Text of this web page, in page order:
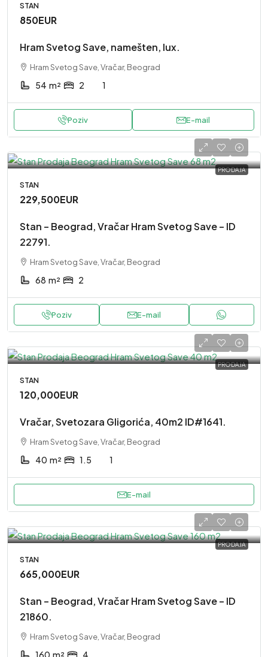
STAN
850EUR
Hram Svetog Save, namešten, lux.
Hram Svetog Save, Vračar, Beograd
54 m² 2 1
Poziv E-mail
PRODAJA
STAN
229,500EUR
Stan – Beograd, Vračar Hram Svetog Save – ID
22791.
Hram Svetog Save, Vračar, Beograd
68 m² 2
Poziv E-mail
PRODAJA
STAN
120,000EUR
Vračar, Svetozara Gligorića, 40m2 ID#1641.
Hram Svetog Save, Vračar, Beograd
40 m² 1.5 1
E-mail
PRODAJA
STAN
665,000EUR
Stan – Beograd, Vračar Hram Svetog Save – ID
21860.
Hram Svetog Save, Vračar, Beograd